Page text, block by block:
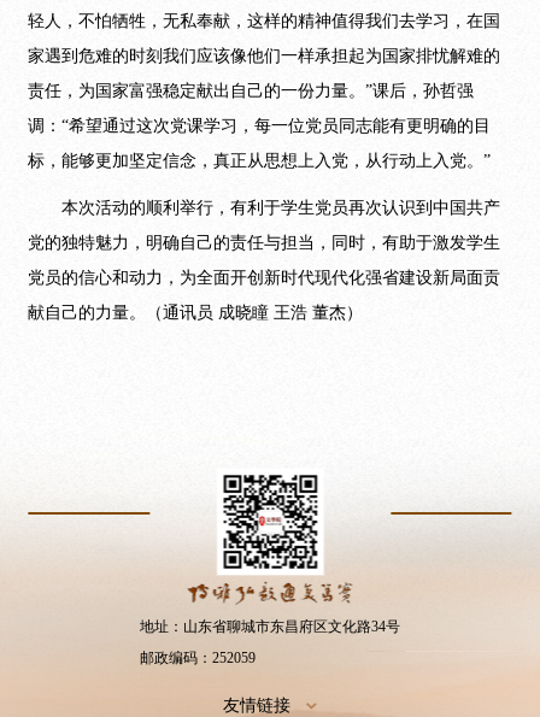
轻人，不怕牺牲，无私奉献，这样的精神值得我们去学习，在国
家遇到危难的时刻我们应该像他们一样承担起为国家排忧解难的
责任 ，为国家富强稳定献出 自己的一份力量。”课后，孙哲强
调：“希望通过这次党课学习，每一位党员同志能有更明确的目
标，能够更加坚定信念，真正从思想上入党，从行动上入党。”
本次活动的顺利举行，有利于学生党员再次认识到中国共产
党的独特魅力，明确自己的责任与担当，同时，有助于激发学生
党员的信心和动力，为全面开创新时代现代化强省建设新局面贡
献自己的力量。（通讯员 成晓瞳 王浩 董杰）
地址：山东省聊城市东昌府区文化路34号
邮政编码：252059
友情链接